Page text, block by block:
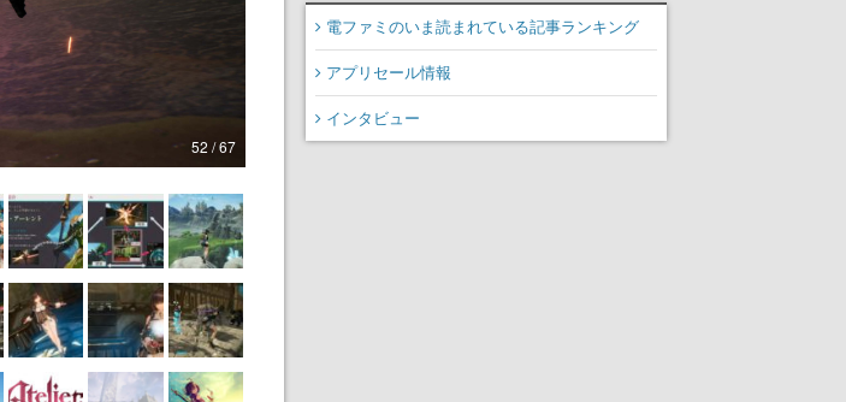
52 / 67
電ファミのいま読まれている記事ランキング
アプリセール情報
インタビュー